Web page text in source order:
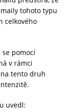
tohoto typu
celkového
pomocí
v rámci
tento druh
uvedl: